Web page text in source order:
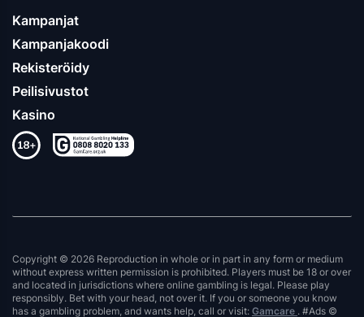
Kampanjat
Kampanjakoodi
Rekisteröidy
Peilisivustot
Kasino
Copyright © 2026 Reproduction in whole or in part in any form or medium
without express written permission is prohibited. Players must be 18 or over
and located in jurisdictions where online gambling is legal. Please play
responsibly. Bet with your head, not over it. If you or someone you know
has a gambling problem, and wants help, call or visit: Gamcare . #Ads ©